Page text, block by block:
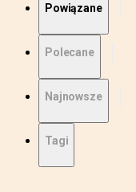
Powiązane
Polecane
Najnowsze
Tagi